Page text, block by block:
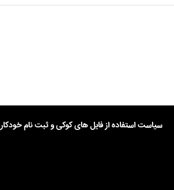
سیاست استفاده از فایل های کوکی و ثبت نام خودکار